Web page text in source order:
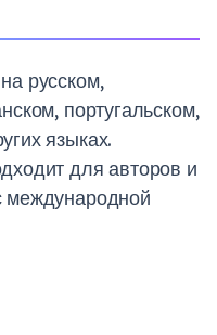
русском,
португальском,
языках.
для авторов и
международной